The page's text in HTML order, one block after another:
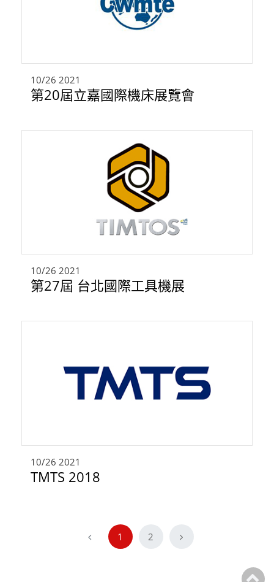
10/26 2021
第20屆立嘉國際機床展覽會
10/26 2021
第27屆 台北國際工具機展
10/26 2021
TMTS 2018
1 2